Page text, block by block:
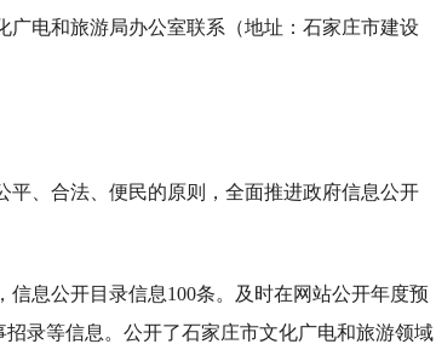
广电和旅游局办公室联系（地址：石家庄市建设
平、合法、便民的原则，全面推进政府信息公开
信息公开目录信息100条。及时在网站公开年度预
录等信息。公开了石家庄市文化广电和旅游领域